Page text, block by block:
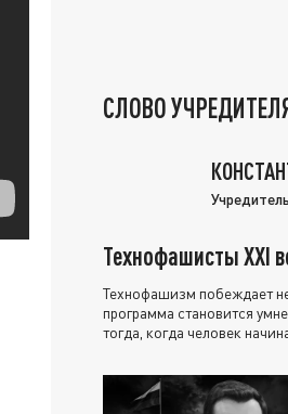
СЛОВО
Технофашисты XXI
Технофашизм побеждает
программа становится
тогда, когда человек